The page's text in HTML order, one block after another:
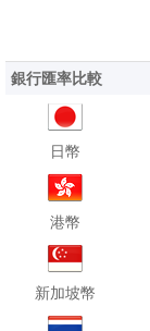
銀行匯率比較
日幣
港幣
新加坡幣